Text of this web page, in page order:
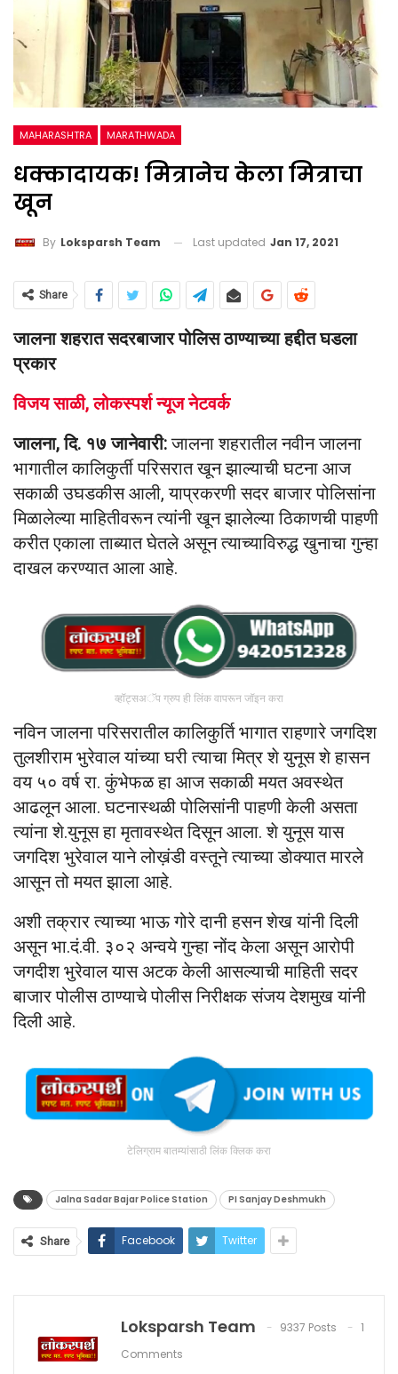
MAHARASHTRA MARATHWADA
धक्कादायक! मित्रानेच केला मित्राचा
खून
By Loksparsh Team Last updated Jan 17, 2021
Share
जालना शहरात सदरबाजार पोलिस ठाण्याच्या हद्दीत घडला
प्रकार
विजय साळी, लोकस्पर्श न्यूज नेटवर्क
जालना, दि. १७ जानेवारी:जालना शहरातील नवीन जालना
भागातील कालिकुर्ती परिसरात खून झाल्याची घटना आज
सकाळी उघडकीस आली, याप्रकरणी सदर बाजार पोलिसांना
मिळालेल्या माहितीवरून त्यांनी खून झालेल्या ठिकाणची पाहणी
करीत एकाला ताब्यात घेतले असून त्याच्याविरुद्ध खुनाचा गुन्हा
दाखल करण्यात आला आहे.
व्हॉट्सअॅप ग्रुप ही लिंक वापरून जॉइन करा
नविन जालना परिसरातील कालिकुर्ति भागात राहणारे जगदिश
तुलशीराम भुरेवाल यांच्या घरी त्याचा मित्र शे युनूस शे हासन
वय ५० वर्ष रा. कुंभेफळ हा आज सकाळी मयत अवस्थेत
आढलून आला. घटनास्थळी पोलिसांनी पाहणी केली असता
त्यांना शे.युनूस हा मृतावस्थेत दिसून आला. शे युनूस यास
जगदिश भुरेवाल याने लोख़ंडी वस्तूने त्याच्या डोक्यात मारले
आसून तो मयत झाला आहे.
अशी तक्रार त्याच्या भाऊ गोरे दानी हसन शेख यांनी दिली
असून भा.दं.वी. ३०२ अन्वये गुन्हा नोंद केला असून आरोपी
जगदीश भुरेवाल यास अटक केली आसल्याची माहिती सदर
बाजार पोलीस ठाण्याचे पोलीस निरीक्षक संजय देशमुख यांनी
दिली आहे.
टेलिग्राम बातम्यांसाठी लिंक क्लिक करा
Jalna Sadar Bajar Police Station PI Sanjay Deshmukh
Share Facebook Twitter
Loksparsh Team 9337 Posts
1
Comments